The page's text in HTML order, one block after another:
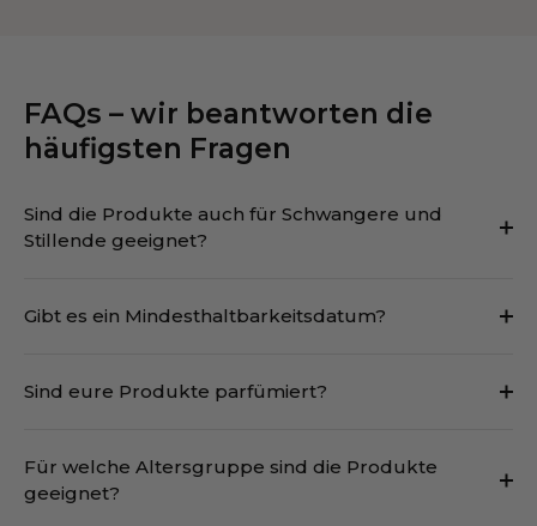
FAQs – wir beantworten die
häufigsten Fragen
Sind die Produkte auch für Schwangere und
Stillende geeignet?
Gibt es ein Mindesthaltbarkeitsdatum?
Sind eure Produkte parfümiert?
Für welche Altersgruppe sind die Produkte
geeignet?